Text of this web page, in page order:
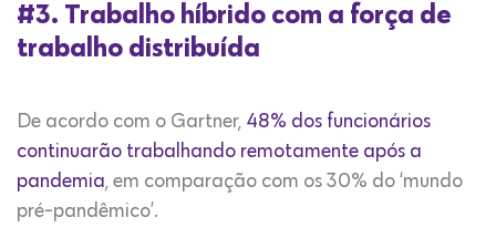
#3. Trabalho híbrido com a força de
trabalho distribuída
De acordo com o Gartner, 48% dos funcionários
continuarão trabalhando remotamente após a
pandemia, em comparação com os 30% do ‘mundo
pré-pandêmico’.